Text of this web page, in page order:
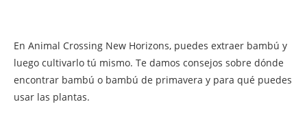
En Animal Crossing New Horizons, puedes extraer bambú y
luego cultivarlo tú mismo. Te damos consejos sobre dónde
encontrar bambú o bambú de primavera y para qué puedes
usar las plantas.